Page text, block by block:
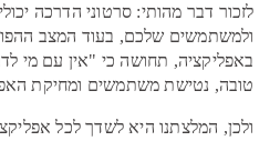
לזכור דבר מהותי: סרטוני הדרכה
ולמשתמשים שלכם, בעוד המצב ההפוך
באפליקציה, תחושה כי "אין עם מי
טובה, נטישת משתמשים ומחיקת
ולכן, המלצתנו היא לשדך לכל